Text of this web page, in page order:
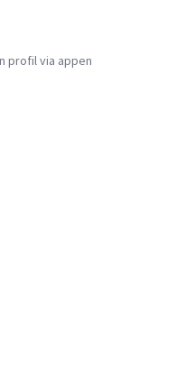
profil via appen